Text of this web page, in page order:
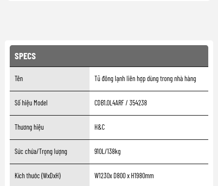
SPECS
Tên Tủ đông lạnh liên hợp dùng trong nhà hàng
Số hiệu Model CDB1.0L4ARF / 354238
Thương hiệu H&C
Sức chứa/Trọng lượng 910L/138kg
Kích thước (WxDxH) W1230x D800 x H1980mm